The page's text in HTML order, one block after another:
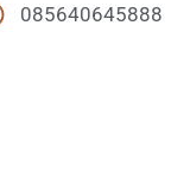
085640645888